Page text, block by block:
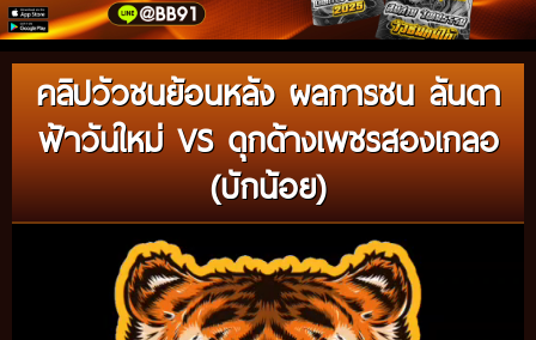
คลิปวัวชนย้อนหลัง ผลการชน ลันดา
ฟ้าวันใหม่ VS ดุกด้างเพชรสองเกลอ
(บักน้อย)